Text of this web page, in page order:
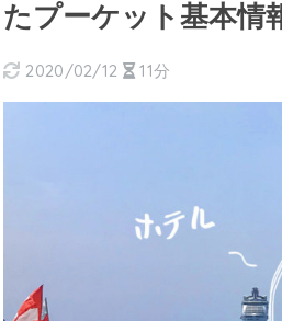
たプーケット基本情
2020/02/12 11分